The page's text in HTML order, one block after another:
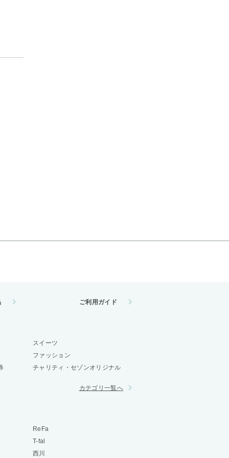
ご利用ガイド
スイーツ
ファッション
チャリティ・セゾンオリジナル
カテゴリ一覧へ
ReFa
T-fal
西川